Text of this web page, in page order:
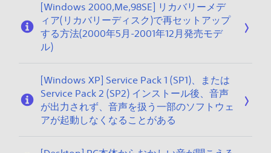
[Windows 2000,Me,98SE] リカバリーメデ
ィア(リカバリーディスク)で再セットアップ
する方法(2000年5月-2001年12月発売モデ
ル)
[Windows XP] Service Pack 1 (SP1)、または
Service Pack 2 (SP2) インストール後、音声
が出力されず、音声を扱う一部のソフトウェ
アが起動しなくなることがある